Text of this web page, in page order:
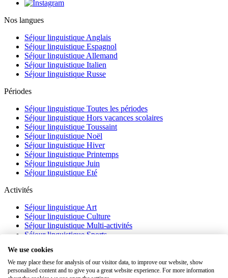
Nos langues
Séjour linguistique Anglais
Séjour linguistique Espagnol
Séjour linguistique Allemand
Séjour linguistique Italien
Séjour linguistique Russe
Périodes
Séjour linguistique Toutes les périodes
Séjour linguistique Hors vacances scolaires
Séjour linguistique Toussaint
Séjour linguistique Noël
Séjour linguistique Hiver
Séjour linguistique Printemps
Séjour linguistique Juin
Séjour linguistique Eté
Activités
Séjour linguistique Art
Séjour linguistique Culture
Séjour linguistique Multi-activités
Séjour linguistique Sports
À propos
We use cookies
We may place these for analysis of our visitor data, to improve our website, show
personalised content and to give you a great website experience. For more information